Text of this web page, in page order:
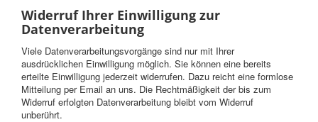
Widerruf Ihrer Einwilligung zur
Datenverarbeitung
Viele Datenverarbeitungsvorgänge sind nur mit Ihrer
ausdrücklichen Einwilligung möglich. Sie können eine bereits
erteilte Einwilligung jederzeit widerrufen. Dazu reicht eine formlose
Mitteilung per Email an uns. Die Rechtmäßigkeit der bis zum
Widerruf erfolgten Datenverarbeitung bleibt vom Widerruf
unberührt.